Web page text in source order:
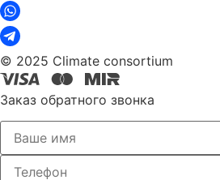
© 2025 Climate consortium
Заказ обратного звонка